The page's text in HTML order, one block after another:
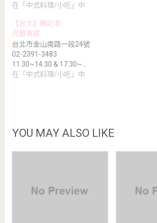
在「中式料理/小吃」中
【台北】韓記老
虎麵食館
台北市金山南路一段24號
02-2391-3483
11:30~14:30 & 17:30~…
在「中式料理/小吃」中
YOU MAY ALSO LIKE